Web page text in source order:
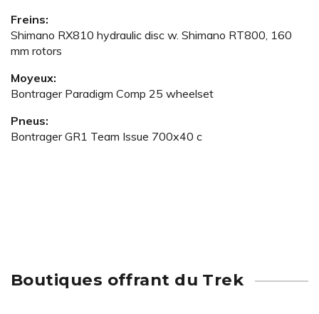
Freins:
Shimano RX810 hydraulic disc w. Shimano RT800, 160
mm rotors
Moyeux:
Bontrager Paradigm Comp 25 wheelset
Pneus:
Bontrager GR1 Team Issue 700x40 c
Boutiques offrant du Trek